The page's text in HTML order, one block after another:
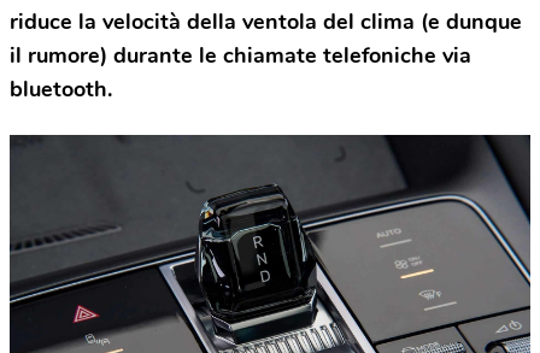
riduce la velocità della ventola del clima (e dunque
il rumore) durante le chiamate telefoniche via
bluetooth.